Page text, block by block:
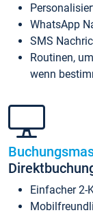
WhatsApp
SMS
Routinen,
wenn
Einfacher 2-